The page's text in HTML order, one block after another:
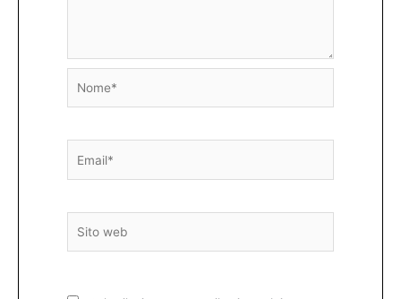
Nome*
Email*
Sito
web